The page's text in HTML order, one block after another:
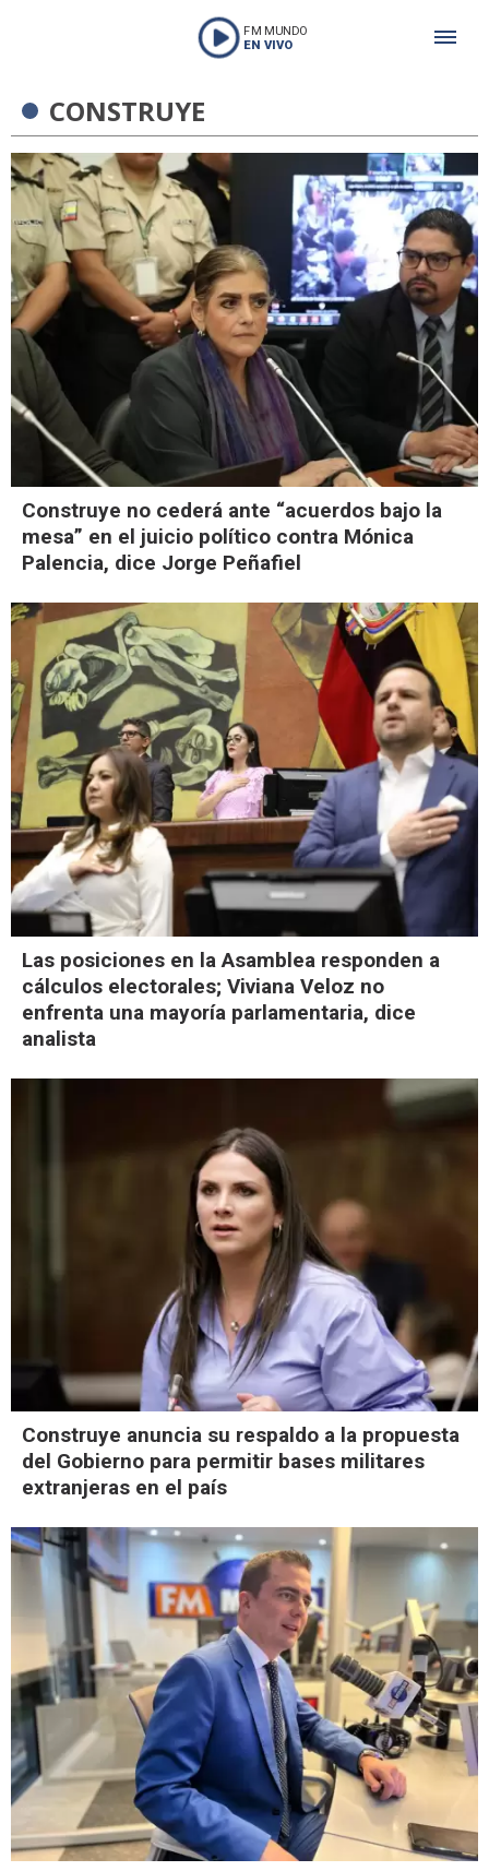
FM MUNDO
EN VIVO
CONSTRUYE
Construye no cederá ante “acuerdos bajo la
mesa” en el juicio político contra Mónica
Palencia, dice Jorge Peñafiel
Las posiciones en la Asamblea responden a
cálculos electorales; Viviana Veloz no
enfrenta una mayoría parlamentaria, dice
analista
Construye anuncia su respaldo a la propuesta
del Gobierno para permitir bases militares
extranjeras en el país